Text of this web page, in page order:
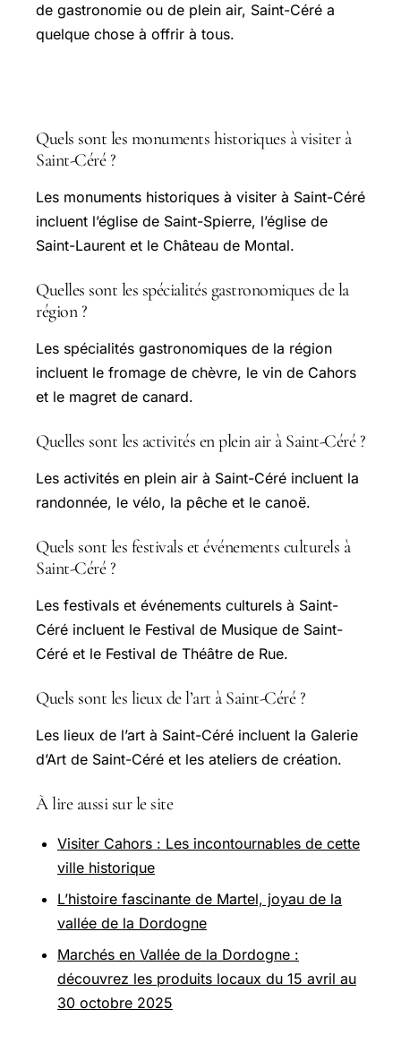
de gastronomie ou de plein air, Saint-Céré a
quelque chose à offrir à tous.
Quels sont les monuments historiques à visiter à
Saint-Céré ?
Les monuments historiques à visiter à Saint-Céré
incluent l’église de Saint-Spierre, l’église de
Saint-Laurent et le Château de Montal.
Quelles sont les spécialités gastronomiques de la
région ?
Les spécialités gastronomiques de la région
incluent le fromage de chèvre, le vin de Cahors
et le magret de canard.
Quelles sont les activités en plein air à Saint-Céré ?
Les activités en plein air à Saint-Céré incluent la
randonnée, le vélo, la pêche et le canoë.
Quels sont les festivals et événements culturels à
Saint-Céré ?
Les festivals et événements culturels à Saint-
Céré incluent le Festival de Musique de Saint-
Céré et le Festival de Théâtre de Rue.
Quels sont les lieux de l’art à Saint-Céré ?
Les lieux de l’art à Saint-Céré incluent la Galerie
d’Art de Saint-Céré et les ateliers de création.
À lire aussi sur le site
Visiter Cahors : Les incontournables de cette
ville historique
L’histoire fascinante de Martel, joyau de la
vallée de la Dordogne
Marchés en Vallée de la Dordogne :
découvrez les produits locaux du 15 avril au
30 octobre 2025